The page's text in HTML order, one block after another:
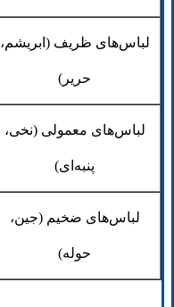
لباس‌های ظریف (ابریشم،
حریر)
لباس‌های معمولی (نخی،
پنبه‌ای)
لباس‌های ضخیم (جین،
حوله)